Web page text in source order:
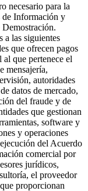
necesario para la
de Información y
a las siguientes
que ofrecen pagos
al que pertenece el
mensajería,
autoridades
datos de mercado,
del fraude y de
que gestionan
software y
y operaciones
del Acuerdo
comercial por
jurídicos,
el proveedor
proporcionan